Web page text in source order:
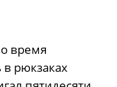
время
рюкзаках